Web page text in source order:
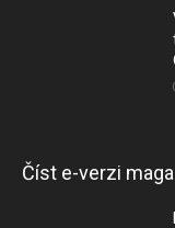
Číst e-verzi